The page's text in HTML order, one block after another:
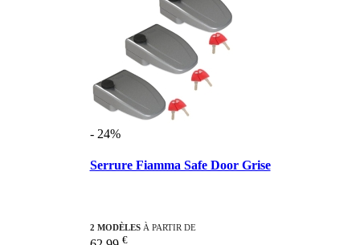
- 24%
Serrure Fiamma Safe Door Grise
2 MODÈLESÀ PARTIR DE
€